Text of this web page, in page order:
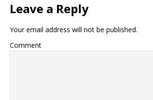
Leave a Reply
Your email address will not be published.
Comment